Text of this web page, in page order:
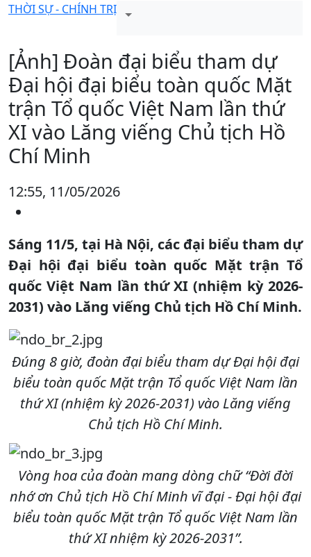
THỜI SỰ - CHÍNH TRỊ
[Ảnh] Đoàn đại biểu tham dự
Đại hội đại biểu toàn quốc Mặt
trận Tổ quốc Việt Nam lần thứ
XI vào Lăng viếng Chủ tịch Hồ
Chí Minh
12:55, 11/05/2026
Sáng 11/5, tại Hà Nội, các đại biểu tham dự
Đại hội đại biểu toàn quốc Mặt trận Tổ
quốc Việt Nam lần thứ XI (nhiệm kỳ 2026-
2031) vào Lăng viếng Chủ tịch Hồ Chí Minh.
Đúng 8 giờ, đoàn đại biểu tham dự Đại hội đại
biểu toàn quốc Mặt trận Tổ quốc Việt Nam lần
thứ XI (nhiệm kỳ 2026-2031) vào Lăng viếng
Chủ tịch Hồ Chí Minh.
Vòng hoa của đoàn mang dòng chữ “Đời đời
nhớ ơn Chủ tịch Hồ Chí Minh vĩ đại - Đại hội đại
biểu toàn quốc Mặt trận Tổ quốc Việt Nam lần
thứ XI nhiệm kỳ 2026-2031”.